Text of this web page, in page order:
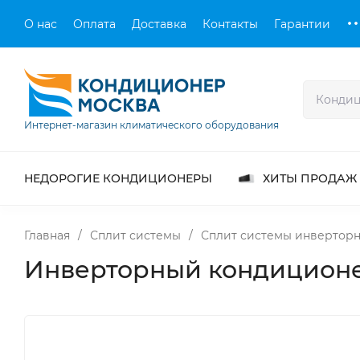
О нас Оплата Доставка Контакты Гарантии
Интернет-магазин климатического оборудования
НЕДОРОГИЕ КОНДИЦИОНЕРЫ ХИТЫ ПРОДАЖ
Главная / Сплит системы / Сплит системы
Инверторный